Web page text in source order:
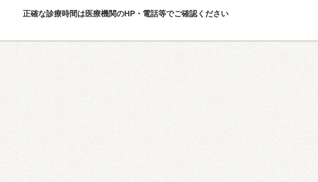
正確な診療時間は医療機関のHP・電話等でご確認ください